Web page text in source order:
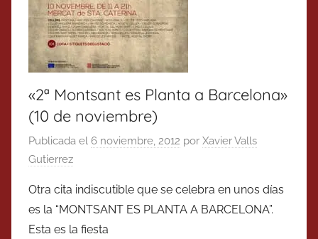
«2ª Montsant es Planta a Barcelona»
(10 de noviembre)
Publicada el 6 noviembre, 2012 por Xavier Valls
Gutierrez
Otra cita indiscutible que se celebra en unos días
es la “MONTSANT ES PLANTA A BARCELONA”.
Esta es la fiesta